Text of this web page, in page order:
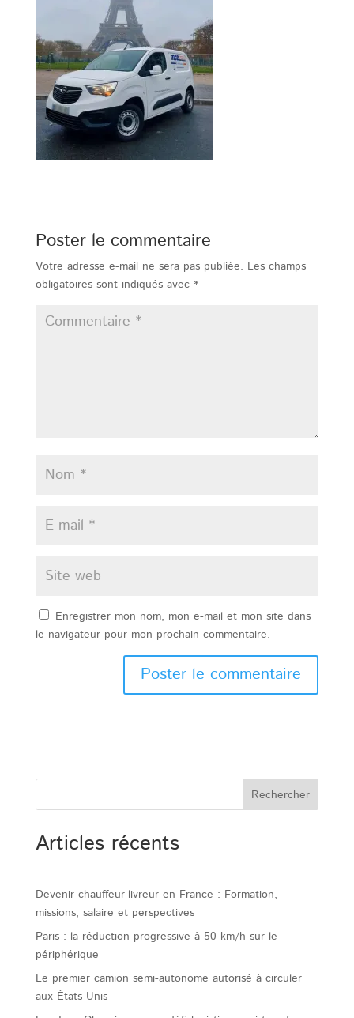
Poster le commentaire
Votre adresse e-mail ne sera pas publiée. Les champs
obligatoires sont indiqués avec *
Enregistrer mon nom, mon e-mail et mon site dans
le navigateur pour mon prochain commentaire.
Rechercher
Articles récents
Devenir chauffeur-livreur en France : Formation,
missions, salaire et perspectives
Paris : la réduction progressive à 50 km/h sur le
périphérique
Le premier camion semi-autonome autorisé à circuler
aux États-Unis